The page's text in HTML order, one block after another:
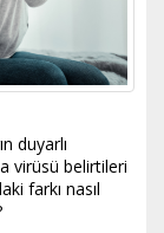
duyarlı
virüsü belirtileri
farkı nasıl